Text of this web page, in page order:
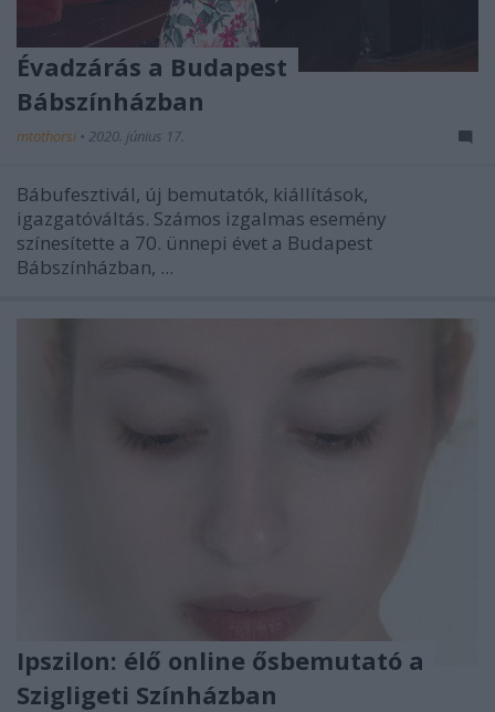
Évadzárás a Budapest
Bábszínházban
mtothorsi • 2020. június 17.
Bábufesztivál, új bemutatók, kiállítások,
igazgatóváltás. Számos izgalmas esemény
színesítette a 70. ünnepi évet a Budapest
Bábszínházban, ...
Ipszilon: élő online ősbemutató a
Szigligeti Színházban